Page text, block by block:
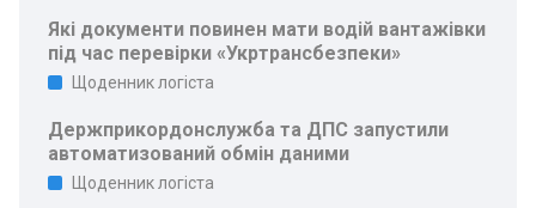
Які документи повинен мати водій вантажівки
під час перевірки «Укртрансбезпеки»
Щоденник логіста
Держприкордонслужба та ДПС запустили
автоматизований обмін даними
Щоденник логіста